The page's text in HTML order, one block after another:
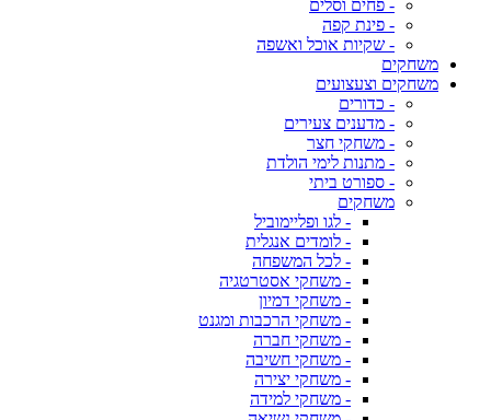
- פחים וסלים
- פינת קפה
- שקיות אוכל ואשפה
משחקים
משחקים וצעצועים
- כדורים
- מדענים צעירים
- משחקי חצר
- מתנות לימי הולדת
- ספורט ביתי
משחקים
- לגו ופליימוביל
- לומדים אנגלית
- לכל המשפחה
- משחקי אסטרטגיה
- משחקי דמיון
- משחקי הרכבות ומגנט
- משחקי חברה
- משחקי חשיבה
- משחקי יצירה
- משחקי למידה